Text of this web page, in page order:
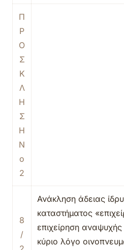
Π
Ρ
Ο
Σ
Κ
Λ
Η
Σ
Η
Ν
ο
2
8
/
Ανάκληση άδειας
καταστήματος
επιχείρηση
κύριο λόγο